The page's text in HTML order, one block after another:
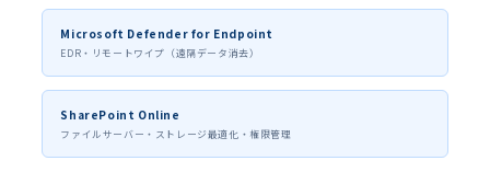
Microsoft Defender for Endpoint
EDR・リモートワイプ（遠隔データ消去）
SharePoint Online
ファイルサーバー・ストレージ最適化・権限管理